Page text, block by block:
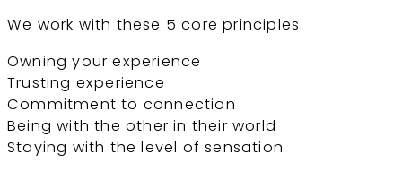
We work with these 5 core principles:
Owning your experience
Trusting experience
Commitment to connection
Being with the other in their world
Staying with the level of sensation